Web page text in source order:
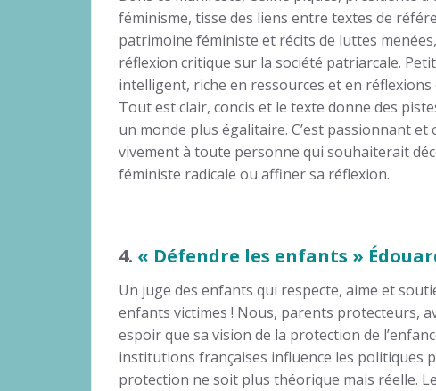
féminisme, tisse des liens entre textes de
patrimoine féministe et récits de luttes
réflexion critique sur la société patriarcale.
intelligent, riche en ressources et en réflexions
Tout est clair, concis et le texte donne des
un monde plus égalitaire. C’est passionnant et
vivement à toute personne qui souhaiterait
féministe radicale ou affiner sa réflexion.
4. « Défendre les enfants »
Un juge des enfants qui respecte, aime et
enfants victimes ! Nous, parents protecteurs,
espoir que sa vision de la protection de
institutions françaises influence les politiques
protection ne soit plus théorique mais réelle.